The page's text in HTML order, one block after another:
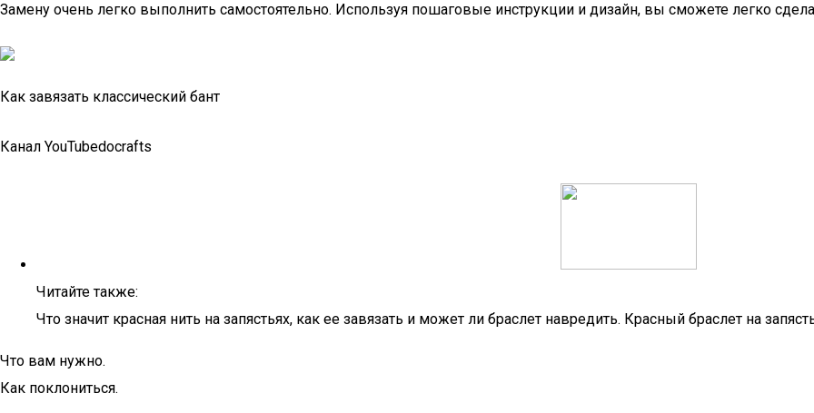
Замену очень легко выполнить самостоятельно. Используя пошаговые инструкции и дизайн, вы сможете легко
Как завязать классический бант
Канал YouTubedocrafts
Читайте также:
Что значит красная нить на запястьях, как ее завязать и может ли браслет навредить. Красный браслет на
Что вам нужно.
Как поклониться.